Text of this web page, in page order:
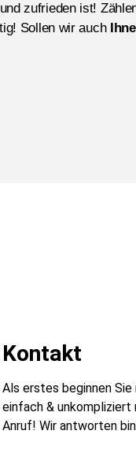
zufrieden ist!
Sollen wir auch
Kontakt
Als erstes beginnen
einfach & unkompliziert
Anruf! Wir antworten